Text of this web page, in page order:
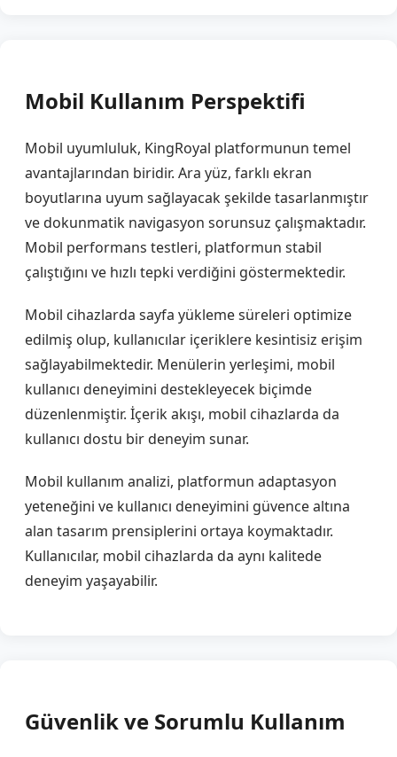
Mobil Kullanım Perspektifi
Mobil uyumluluk, KingRoyal platformunun temel
avantajlarından biridir. Ara yüz, farklı ekran
boyutlarına uyum sağlayacak şekilde tasarlanmıştır
ve dokunmatik navigasyon sorunsuz çalışmaktadır.
Mobil performans testleri, platformun stabil
çalıştığını ve hızlı tepki verdiğini göstermektedir.
Mobil cihazlarda sayfa yükleme süreleri optimize
edilmiş olup, kullanıcılar içeriklere kesintisiz erişim
sağlayabilmektedir. Menülerin yerleşimi, mobil
kullanıcı deneyimini destekleyecek biçimde
düzenlenmiştir. İçerik akışı, mobil cihazlarda da
kullanıcı dostu bir deneyim sunar.
Mobil kullanım analizi, platformun adaptasyon
yeteneğini ve kullanıcı deneyimini güvence altına
alan tasarım prensiplerini ortaya koymaktadır.
Kullanıcılar, mobil cihazlarda da aynı kalitede
deneyim yaşayabilir.
Güvenlik ve Sorumlu Kullanım